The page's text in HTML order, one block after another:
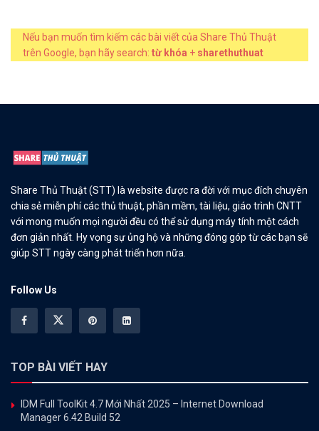
Nếu bạn muốn tìm kiếm các bài viết của Share Thủ Thuật
trên Google, bạn hãy search: từ khóa + sharethuthuat
Share Thủ Thuật (STT) là website được ra đời với mục đích chuyên
chia sẻ miễn phí các thủ thuật, phần mềm, tài liệu, giáo trình CNTT
với mong muốn mọi người đều có thể sử dụng máy tính một cách
đơn giản nhất. Hy vọng sự ủng hộ và những đóng góp từ các bạn sẽ
giúp STT ngày càng phát triển hơn nữa.
Follow Us
TOP BÀI VIẾT HAY
IDM Full ToolKit 4.7 Mới Nhất 2025 – Internet Download
Manager 6.42 Build 52